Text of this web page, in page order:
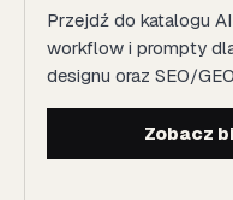
Przejdź do katalogu
workflow i prompty
designu oraz SEO/
Zobacz